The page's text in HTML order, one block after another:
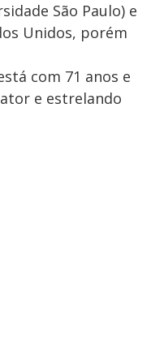
São Paulo) e
Unidos, porém
com 71 anos e
e estrelando